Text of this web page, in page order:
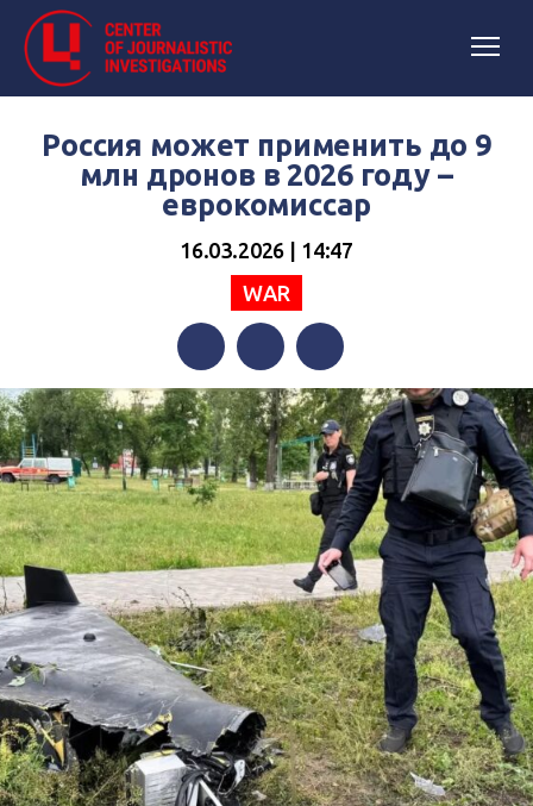
Россия может применить до 9
млн дронов в 2026 году –
еврокомиссар
16.03.2026 | 14:47
WAR
FacebookTwitterTelegram